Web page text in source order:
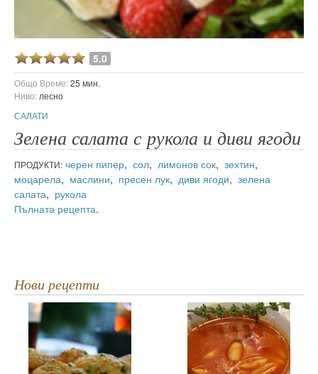
5.0
Общо Време:25 мин.
Ниво: лесно
САЛАТИ
Зелена салата с рукола и диви ягоди
ПРОДУКТИ: черен пипер, сол, лимонов сок, зехтин,
моцарела, маслини, пресен лук, диви ягоди, зелена
салата, рукола
Пълната рецепта.
Нови рецепти